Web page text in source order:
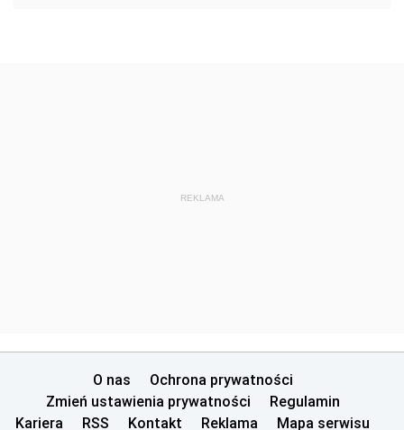
REKLAMA
O nas
Ochrona prywatności
Zmień ustawienia prywatności
Regulamin
Kariera
RSS Kontakt Reklama Mapa serwisu